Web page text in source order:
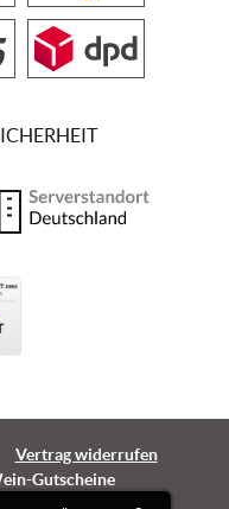
Vertrag widerrufen
Gutscheine